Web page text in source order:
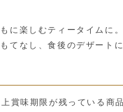
に楽しむティータイムに。
てなし、食後のデザート
賞味期限が残っている商